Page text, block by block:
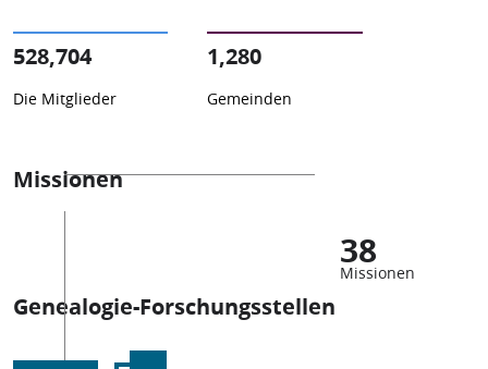
528,704
Die Mitglieder
1,280
Gemeinden
Missionen
38
Missionen
Genealogie-Forschungsstellen